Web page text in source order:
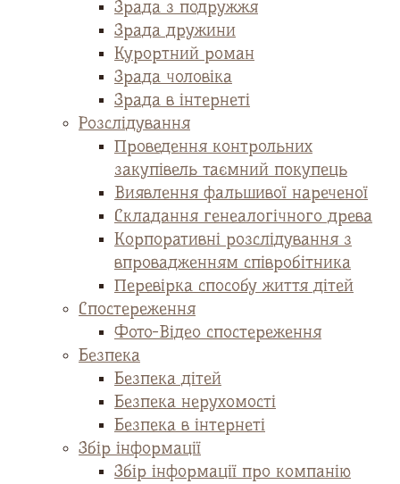
Зрада з подружжя
Зрада дружини
Курортний роман
Зрада чоловіка
Зрада в інтернеті
Розслідування
Проведення контрольних
закупівель таємний покупець
Виявлення фальшивої нареченої
Складання генеалогічного древа
Корпоративні розслідування з
впровадженням співробітника
Перевірка способу життя дітей
Спостереження
Фото-Відео спостереження
Безпека
Безпека дітей
Безпека нерухомості
Безпека в інтернеті
Збір інформації
Збір інформації про компанію